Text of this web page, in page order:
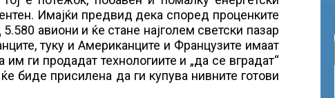
Имајќи предвид дека според проценките
авиони и ќе стане најголем светски пазар
туку и Американците и Французите имаат
ги продадат технологиите и „да се вградат“
биде присилена да ги купува нивните готови